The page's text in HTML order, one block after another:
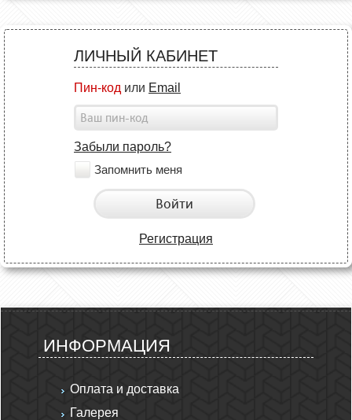
ЛИЧНЫЙ КАБИНЕТ
Пин-код или Email
Забыли пароль?
Запомнить меня
Войти
Регистрация
ИНФОРМАЦИЯ
Оплата и доставка
Галерея